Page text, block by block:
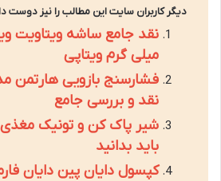
دیگر کاربران سایت این مطالب را نیز دوست
میلی گرم ویتاپی
فشارسنج بازویی هارتمن
نقد و بررسی جامع
شیر پاک کن و تونیک مغذی
باید بدانید
کپسول دایان پین دایان